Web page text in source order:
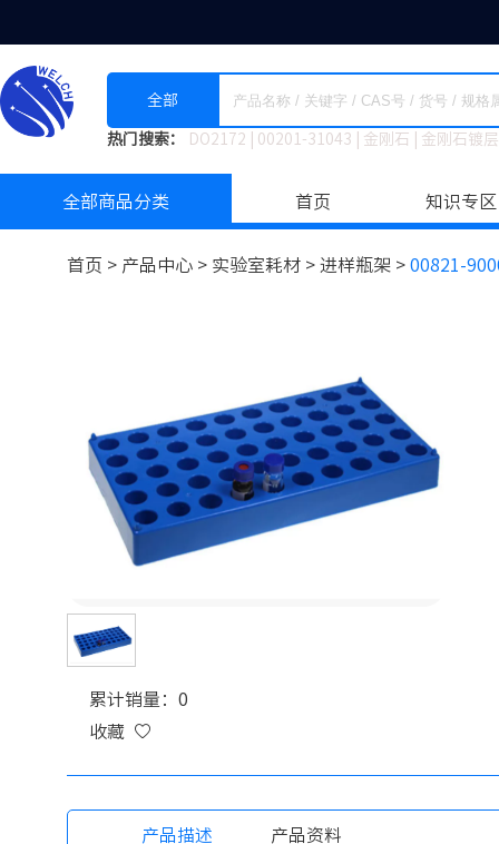
全部
热门搜索： DO2172 00201-31043 金刚石 金刚石镀
全部商品分类 首页 知识专区
首页 > 产品中心 > 实验室耗材 > 进样瓶架 > 00821-
累计销量：0
收藏
产品描述 产品资料